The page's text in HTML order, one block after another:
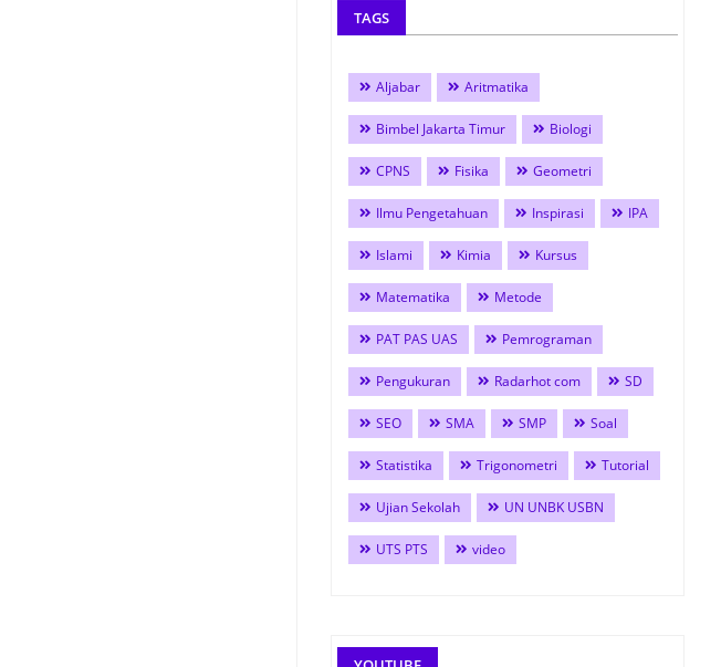
TAGS
Aljabar Aritmatika
Bimbel Jakarta Timur Biologi
CPNS Fisika Geometri
Ilmu Pengetahuan Inspirasi IPA
Islami Kimia Kursus
Matematika Metode
PAT PAS UAS Pemrograman
Pengukuran Radarhot com SD
SEO SMA SMP Soal
Statistika Trigonometri Tutorial
Ujian Sekolah UN UNBK USBN
UTS PTS video